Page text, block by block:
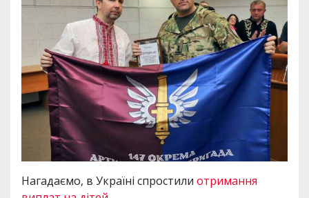
Нагадаємо, в Україні спростили отримання